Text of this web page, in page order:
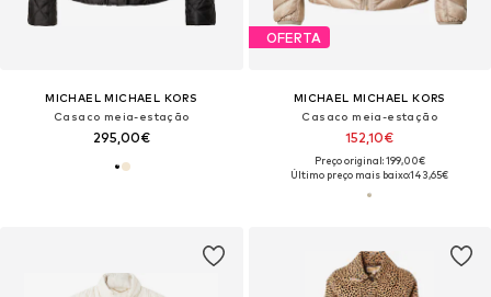
MICHAEL MICHAEL KORS
Casaco meia-estação
295,00€
OFERTA
MICHAEL MICHAEL KORS
Casaco meia-estação
152,10€
Preço original: 199,00€
Último preço mais baixo:143,65€